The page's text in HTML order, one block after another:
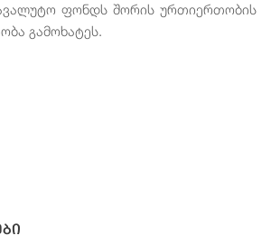
ფონდს შორის ურთიერთობის
გამოხატეს.